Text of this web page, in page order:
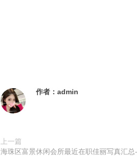
作者： admin
上一篇
海珠区富景休闲会所最近在职佳丽写真汇